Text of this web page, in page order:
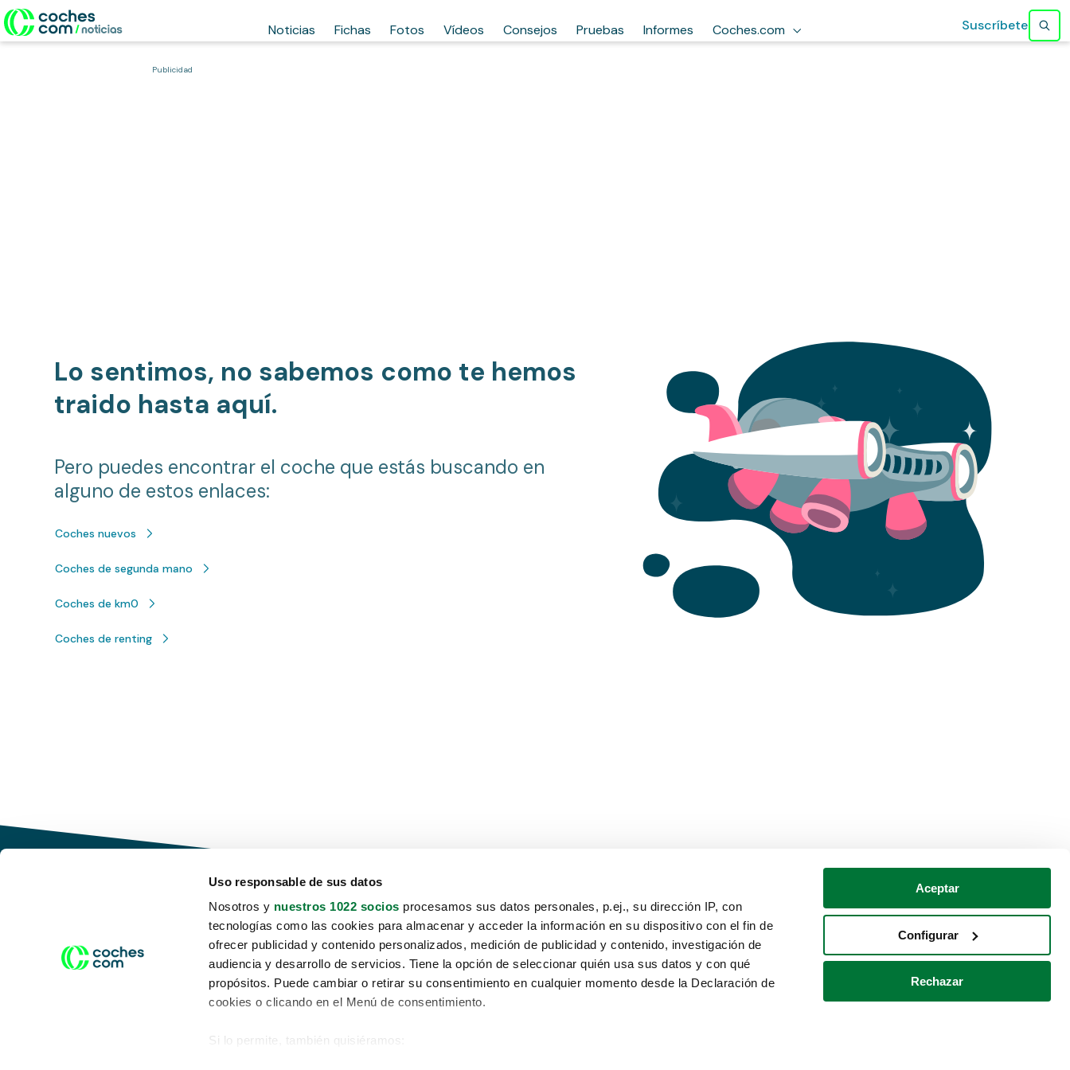
Uso responsable de sus datos
Nosotros y nuestros 1022 socios procesamos sus datos personales, p.ej., su dirección IP, con
tecnologías como las cookies para almacenar y acceder la información en su dispositivo con el fin de
ofrecer publicidad y contenido personalizados, medición de publicidad y contenido, investigación de
audiencia y desarrollo de servicios. Tiene la opción de seleccionar quién usa sus datos y con qué
propósitos. Puede cambiar o retirar su consentimiento en cualquier momento desde la Declaración de
cookies o clicando en el Menú de consentimiento.
Si lo permite, también quisiéramos:
Aceptar
Configurar
Rechazar
Noticias Fichas Fotos Vídeos Consejos Pruebas Informes Coches.com Suscríbete
Publicidad
Lo sentimos, no sabemos como te hemos
traido hasta aquí.
Pero puedes encontrar el coche que estás buscando en
alguno de estos enlaces:
Coches nuevos
Coches de segunda mano
Coches de km0
Coches de renting
Conduce tu futuro,
desata tu movilidad